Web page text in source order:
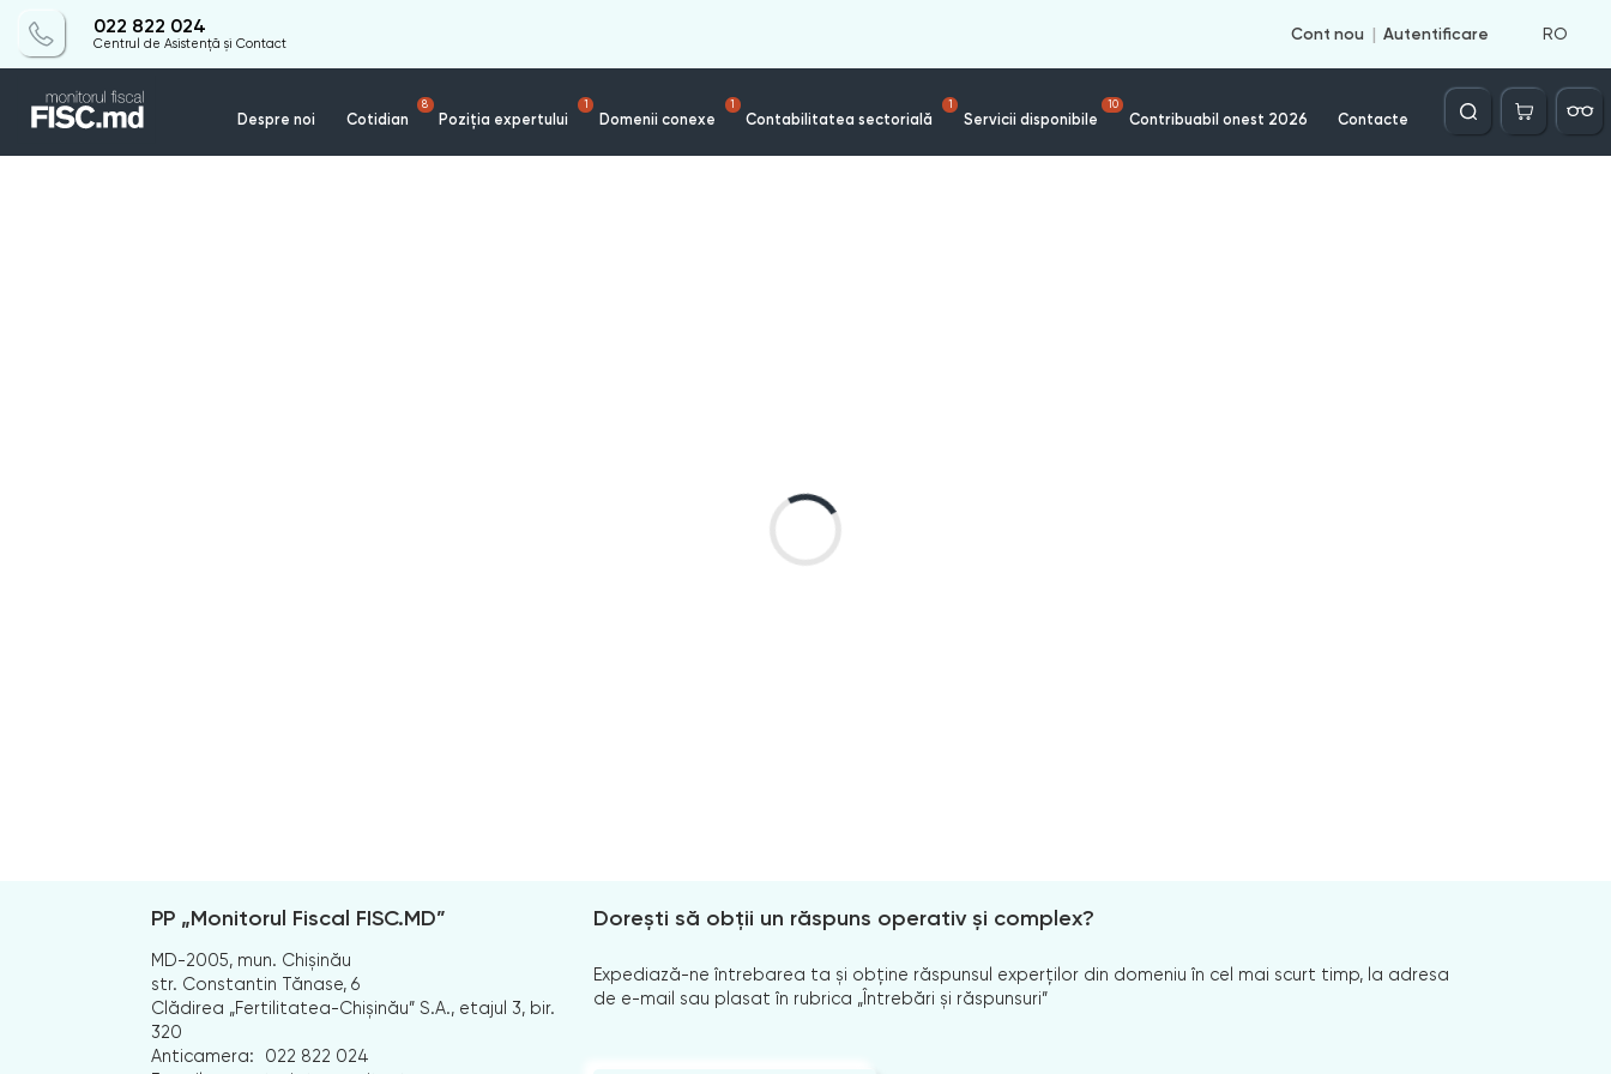
022 822 024
Centrul de Asistență și Contact
Cont nou Autentificare RO
Despre noi Cotidian
8
Poziția expertului
1
Domenii conexe
1
Contabilitatea sectorială
1
Servicii disponibile
10
Contribuabil onest 2026 Contacte
Căutare
PP „Monitorul Fiscal FISC.MD”
MD-2005, mun. Chișinău
str. Constantin Tănase, 6
Clădirea „Fertilitatea-Chișinău” S.A., etajul 3, bir.
320
Anticamera:
022 822 024
Dorești să obții un răspuns operativ și complex?
Expediază-ne întrebarea ta și obține răspunsul experților din domeniu în cel mai scurt timp, la adresa
de e-mail sau plasat în rubrica „Întrebări și răspunsuri”